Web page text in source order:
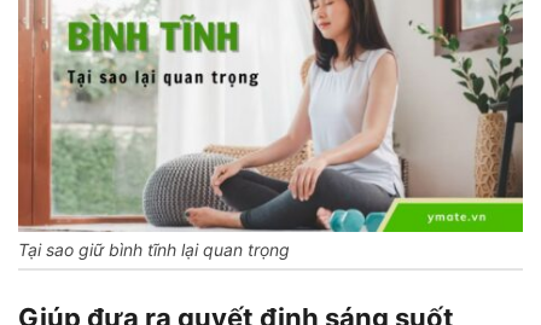
Tại sao giữ bình tĩnh lại quan trọng
Giúp đưa ra quyết định sáng suốt